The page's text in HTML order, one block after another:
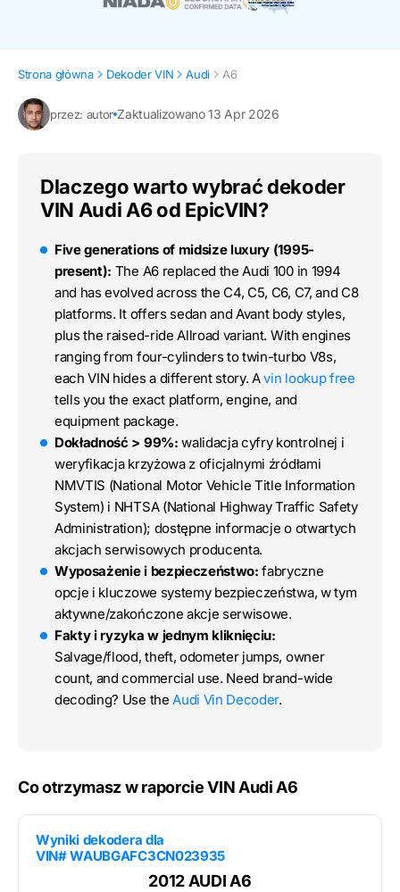
Strona główna Dekoder VIN Audi A6
przez: autor Zaktualizowano 13 Apr 2026
Dlaczego warto wybrać dekoder
VIN Audi A6 od EpicVIN?
Five generations of midsize luxury (1995-
present): The A6 replaced the Audi 100 in 1994
and has evolved across the C4, C5, C6, C7, and C8
platforms. It offers sedan and Avant body styles,
plus the raised-ride Allroad variant. With engines
ranging from four-cylinders to twin-turbo V8s,
each VIN hides a different story. Avin lookup free
tells you the exact platform, engine, and
equipment package.
Dokładność > 99%: walidacja cyfry kontrolnej i
weryfikacja krzyżowa z oficjalnymi źródłami
NMVTIS (National Motor Vehicle Title Information
System) i NHTSA (National Highway Traffic Safety
Administration); dostępne informacje o otwartych
akcjach serwisowych producenta.
Wyposażenie i bezpieczeństwo: fabryczne
opcje i kluczowe systemy bezpieczeństwa, w tym
aktywne/zakończone akcje serwisowe.
Fakty i ryzyka w jednym kliknięciu:
Salvage/flood, theft, odometer jumps, owner
count, and commercial use. Need brand-wide
decoding? Use theAudi Vin Decoder.
Co otrzymasz w raporcie VIN Audi A6
Wyniki dekodera dla
VIN# WAUBGAFC3CN023935
2012 AUDI A6